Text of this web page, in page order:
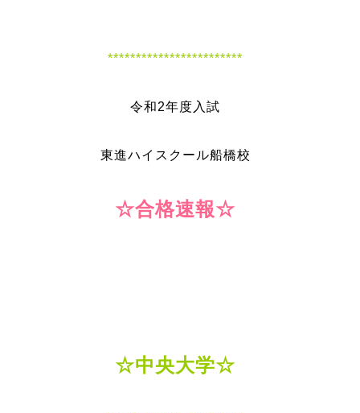
************************
令和2年度入試
東進ハイスクール船橋校
☆合格速報☆
☆中央大学☆